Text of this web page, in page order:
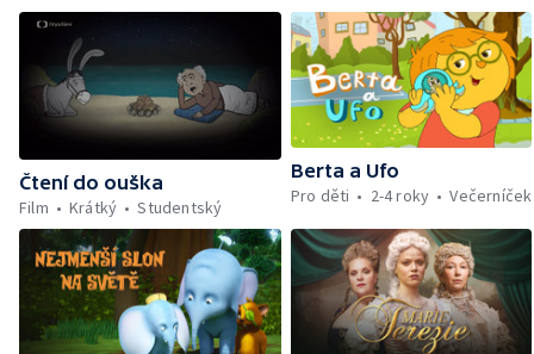
Čtení do ouška
Film
Krátký Studentský
Berta a Ufo
Pro děti
2-4 roky Večerníček